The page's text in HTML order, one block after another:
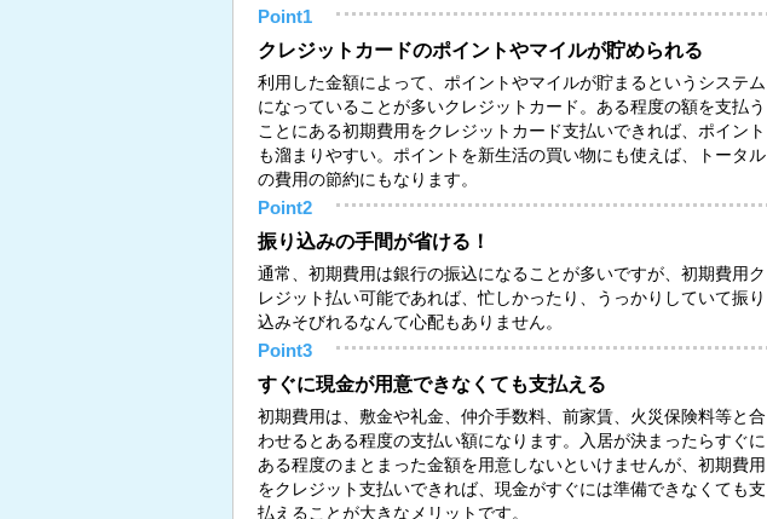
Point1
クレジットカードのポイントやマイルが貯められる
利用した金額によって、ポイントやマイルが貯まるというシステム
になっていることが多いクレジットカード。ある程度の額を支払う
ことにある初期費用をクレジットカード支払いできれば、ポイント
も溜まりやすい。ポイントを新生活の買い物にも使えば、トータル
の費用の節約にもなります。
Point2
振り込みの手間が省ける！
通常、初期費用は銀行の振込になることが多いですが、初期費用ク
レジット払い可能であれば、忙しかったり、うっかりしていて振り
込みそびれるなんて心配もありません。
Point3
すぐに現金が用意できなくても支払える
初期費用は、敷金や礼金、仲介手数料、前家賃、火災保険料等と合
わせるとある程度の支払い額になります。入居が決まったらすぐに
ある程度のまとまった金額を用意しないといけませんが、初期費用
をクレジット支払いできれば、現金がすぐには準備できなくても支
払えることが大きなメリットです。